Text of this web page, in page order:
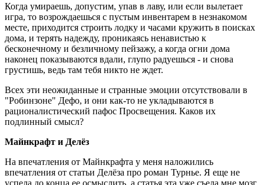
Когда умираешь, допустим, упав в лаву, или если вылетает
игра, то возрождаешься с пустым инвентарем в незнакомом
месте, приходится строить лодку и часами кружить в поисках
дома, и терять надежду, проникаясь ненавистью к
бесконечному и безличному пейзажу, а когда огни дома
наконец показываются вдали, глупо радуешься - и снова
грустишь, ведь там тебя никто не ждет.
Всех эти неожиданные и странные эмоции отсутствовали в
"Робинзоне" Дефо, и они как-то не укладываются в
рационалистический пафос Просвещения. Каков их
подлинный смысл?
Майнкрафт и Делёз
На впечатления от Майнкрафта у меня наложились
впечатления от статьи Делёза про роман Турнье. Я еще не
успела до конца ее осмыслить, а статья эта уже съела мне мозг.